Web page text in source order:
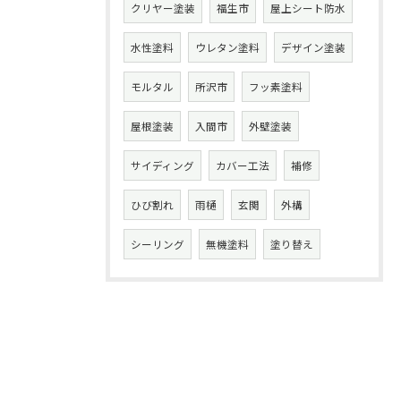
クリヤー塗装 福生市 屋上シート防水
水性塗料 ウレタン塗料 デザイン塗装
モルタル 所沢市 フッ素塗料
屋根塗装 入間市 外壁塗装
サイディング カバー工法 補修
ひび割れ 雨樋 玄関 外構
シーリング 無機塗料 塗り替え